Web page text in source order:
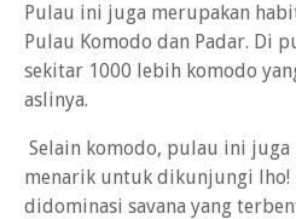
Pulau ini juga merupakan
Pulau Komodo dan Padar. Di
sekitar 1000 lebih komodo
aslinya.
Selain komodo, pulau ini juga
menarik untuk dikunjungi
didominasi savana yang